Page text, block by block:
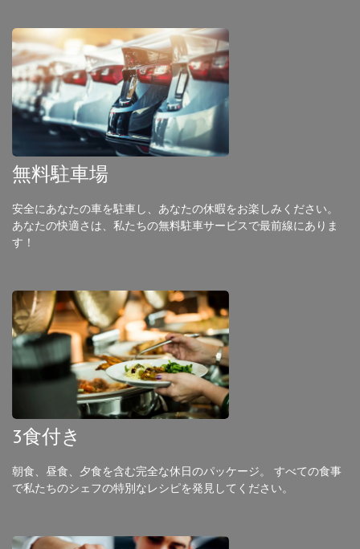
無料駐車場
安全にあなたの車を駐車し、あなたの休暇をお楽しみください。
あなたの快適さは、私たちの無料駐車サービスで最前線にありま
す！
3食付き
朝食、昼食、夕食を含む完全な休日のパッケージ。 すべての食事
で私たちのシェフの特別なレシピを発見してください。